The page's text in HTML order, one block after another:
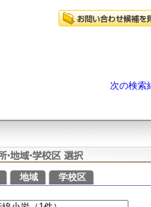
次の検索
地域 学校区